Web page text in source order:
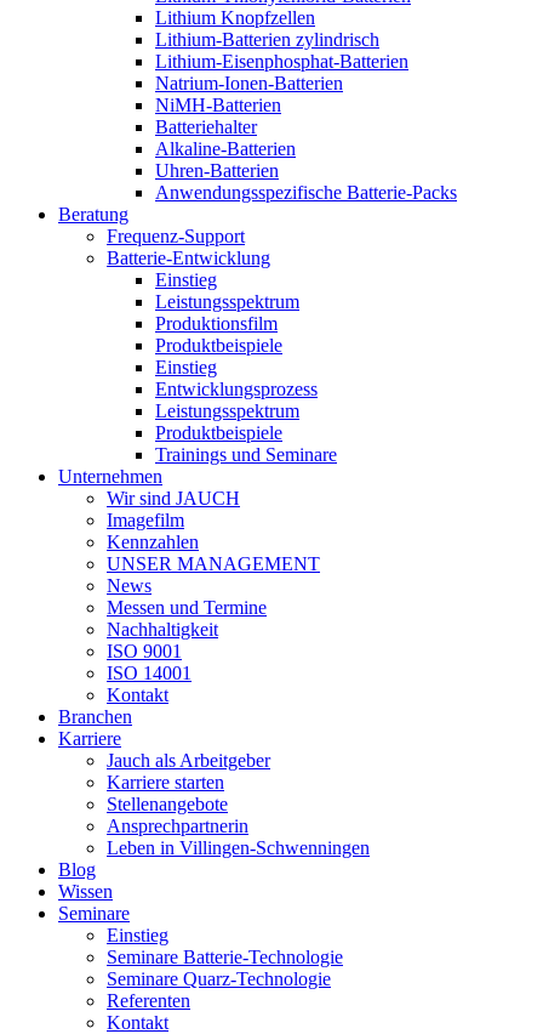
Lithium Knopfzellen
Lithium-Batterien zylindrisch
Lithium-Eisenphosphat-Batterien
Natrium-Ionen-Batterien
NiMH-Batterien
Batteriehalter
Alkaline-Batterien
Uhren-Batterien
Anwendungsspezifische Batterie-Packs
Beratung
Frequenz-Support
Batterie-Entwicklung
Einstieg
Leistungsspektrum
Produktionsfilm
Produktbeispiele
Einstieg
Entwicklungsprozess
Leistungsspektrum
Produktbeispiele
Trainings und Seminare
Unternehmen
Wir sind JAUCH
Imagefilm
Kennzahlen
UNSER MANAGEMENT
News
Messen und Termine
Nachhaltigkeit
ISO 9001
ISO 14001
Kontakt
Branchen
Karriere
Jauch als Arbeitgeber
Karriere starten
Stellenangebote
Ansprechpartnerin
Leben in Villingen-Schwenningen
Blog
Wissen
Seminare
Einstieg
Seminare Batterie-Technologie
Seminare Quarz-Technologie
Referenten
Kontakt